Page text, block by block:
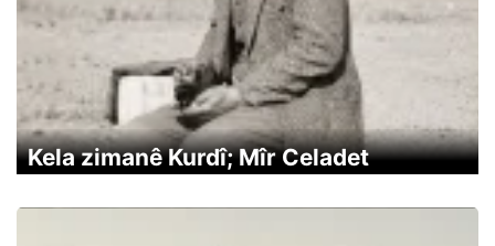
Kela zimanê Kurdî; Mîr Celadet